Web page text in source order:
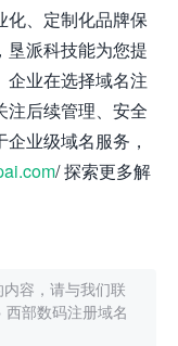
化、定制化品牌保
垦派科技能为您提
企业在选择域名注
注后续管理、安全
业级域名服务，
/ 探索更多解
容，请与我们联
西部数码注册域名